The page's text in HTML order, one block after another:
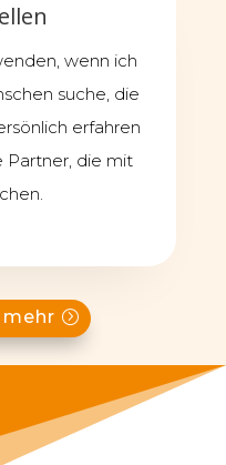
wenn ich
suche, die
erfahren
Partner, die mit
mehr